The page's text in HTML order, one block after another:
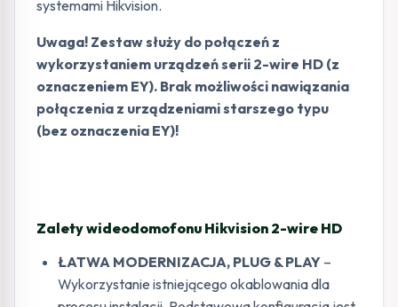
systemami Hikvision.
Uwaga! Zestaw służy do połączeń z
wykorzystaniem urządzeń serii 2-wire HD (z
oznaczeniem EY). Brak możliwości nawiązania
połączenia z urządzeniami starszego typu
(bez oznaczenia EY)!
Zalety wideodomofonu Hikvision 2-wire HD
ŁATWA MODERNIZACJA, PLUG & PLAY –
Wykorzystanie istniejącego okablowania dla